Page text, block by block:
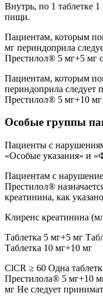
Внутрь, по 1 таблетке
пищи.
Пациентам, которым
мг периндоприла
Престилол® 5 мг+5 мг
Пациентам, которым
периндоприла следует
Престилол® 5 мг+10 мг
Особые группы
Пациенты с
«Особые указания» и
Пациентам с
Престилол®
креатинина, как
Клиренс креатинина
Таблетка 5 мг+5 мг
Таблетка 10 мг+10 мг
ClCR ≥ 60 Одна
Престилола® 5 мг+10
мг Не следует